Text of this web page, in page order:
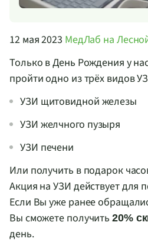
12 мая 2023 МедЛаб на
Только в День Рождения у
пройти одно из трёх видов
УЗИ щитовидной железы
УЗИ желчного пузыря
УЗИ печени
Или получить в подарок
Акция на УЗИ действует для
Если Вы уже ранее
Вы сможете получить 20%
день.